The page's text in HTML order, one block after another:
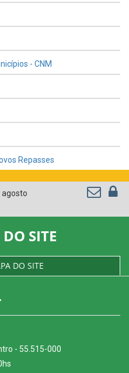
- CNM
Repasses
agosto
SITE
DO SITE
- 55.515-000